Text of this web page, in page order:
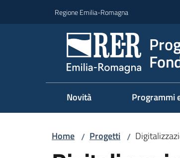
Regione Emilia-Romagna
Novità Programmi
Home / Progetti /